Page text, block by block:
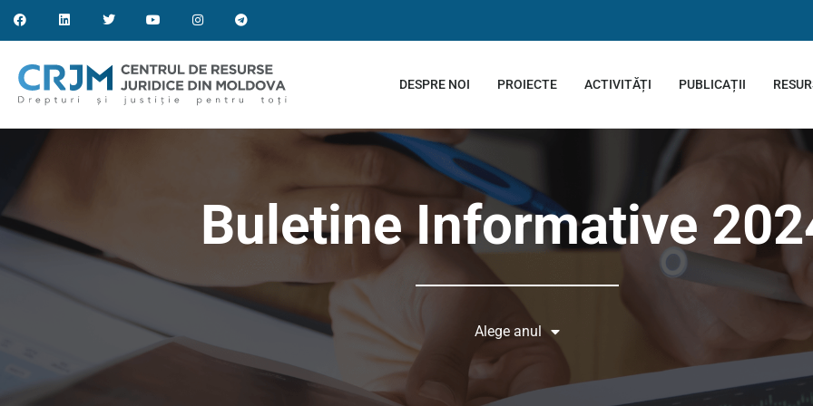
DESPRE NOI PROIECTE ACTIVITĂȚI PUBLICAȚII
Buletine Informative
Alege anul